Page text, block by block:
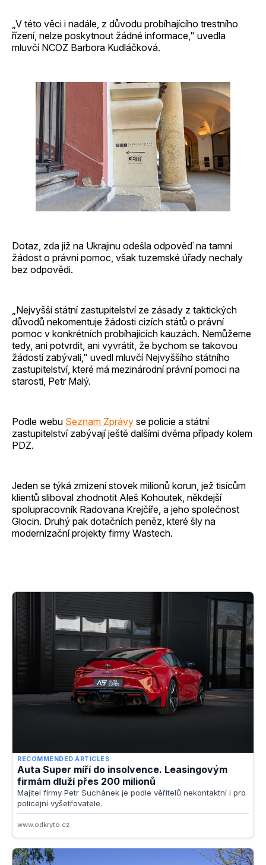
„V této věci i nadále, z důvodu probíhajícího trestního
řízení, nelze poskytnout žádné informace," uvedla
mluvčí NCOZ Barbora Kudláčková.
Dotaz, zda již na Ukrajinu odešla odpověď na tamní
žádost o právní pomoc, však tuzemské úřady nechaly
bez odpovědi.
„Nejvyšší státní zastupitelství ze zásady z taktických
důvodů nekomentuje žádosti cizích států o právní
pomoc v konkrétních probíhajících kauzách. Nemůžeme
tedy, ani potvrdit, ani vyvrátit, že bychom se takovou
žádostí zabývali," uvedl mluvčí Nejvyššího státního
zastupitelství, které má mezinárodní právní pomoci na
starosti, Petr Malý.
Podle webu Seznam Zprávy se policie a státní
zastupitelství zabývají ještě dalšími dvěma případy kolem
PDZ.
Jeden se týká zmizení stovek milionů korun, jež tisícům
klientů sliboval zhodnotit Aleš Kohoutek, někdejší
spolupracovník Radovana Krejčíře, a jeho společnost
Glocin. Druhý pak dotačních peněz, které šly na
modernizační projekty firmy Wastech.